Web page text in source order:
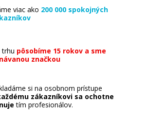
viac ako 200 000 spokojných
trhu pôsobíme 15 rokov a sme
značkou
si na osobnom prístupe
zákazníkovi sa ochotne
tím profesionálov.